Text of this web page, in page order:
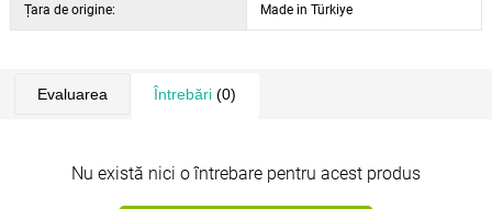
Țara de origine: Made in Türkiye
Evaluarea Întrebări(0)
Nu există nici o întrebare pentru acest produs